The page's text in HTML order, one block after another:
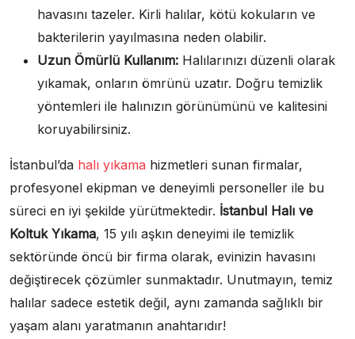
havasını tazeler. Kirli halılar, kötü kokuların ve
bakterilerin yayılmasına neden olabilir.
Uzun Ömürlü Kullanım: Halılarınızı düzenli olarak
yıkamak, onların ömrünü uzatır. Doğru temizlik
yöntemleri ile halınızın görünümünü ve kalitesini
koruyabilirsiniz.
İstanbul’da halı yıkama hizmetleri sunan firmalar,
profesyonel ekipman ve deneyimli personeller ile bu
süreci en iyi şekilde yürütmektedir. İstanbul Halı ve
Koltuk Yıkama, 15 yılı aşkın deneyimi ile temizlik
sektöründe öncü bir firma olarak, evinizin havasını
değiştirecek çözümler sunmaktadır. Unutmayın, temiz
halılar sadece estetik değil, aynı zamanda sağlıklı bir
yaşam alanı yaratmanın anahtarıdır!